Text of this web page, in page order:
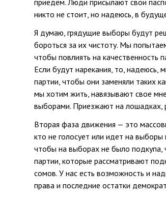
приедем. Люди присылают свои
никто не стоит, но надеюсь, в
Я думаю, грядущие выборы будут
бороться за их чистоту. Мы
чтобы повлиять на качественность
Если будут нарекания, то,
партии, чтобы они заменяли таких
мы хотим жить, навязывают свое
выборами. Приезжают на лошадках,
Вторая фаза движения — это
кто не голосует или идет на
чтобы на выборах не было подкупа,
партии, которые рассматривают
сомов. У нас есть возможность и
права и последние остатки